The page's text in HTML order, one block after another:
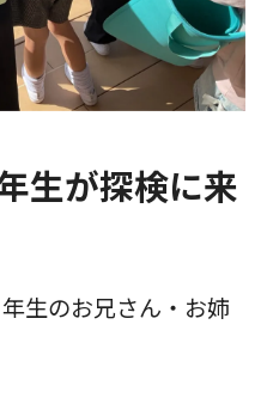
紹介
保育園
こども園）
生が探検に来
生のお兄さん・お姉